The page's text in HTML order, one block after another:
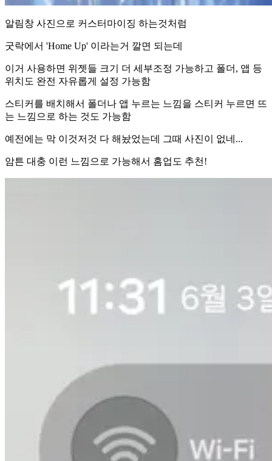
알림창 사진으로 커스터마이징 하는것처럼
굿락에서 'Home Up' 이라는거 깔면 되는데
이거 사용하면 위젯들 크기 더 세부조정 가능하고 폴더, 앱 등
위치도 완전 자유롭게 설정 가능함
스티커를 배치해서 폴더나 앱 누르는 느낌을 스티커 누르면 뜨
는 느낌으로 하는 것도 가능함
예전에는 막 이것저것 다 해놨었는데 그때 사진이 없네...
암튼 대충 이런 느낌으로 가능해서 홈업도 추천!